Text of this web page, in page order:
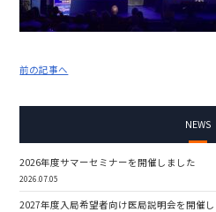
前の記事へ
NEWS
2026年度サマーセミナーを開催しました
2026.07.05
2027年度入局希望者向け医局説明会を開催